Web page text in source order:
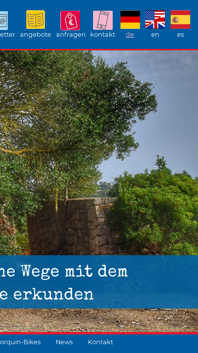
angebote anfragen kontakt de en es
Wege mit dem
erkunden
Bikes News Kontakt